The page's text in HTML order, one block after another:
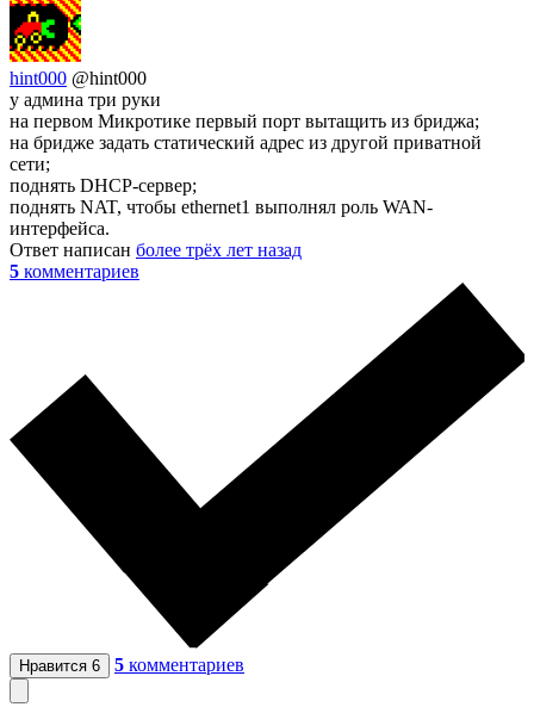
hint000 @hint000
у админа три руки
на первом Микротике первый порт вытащить из бриджа;
на бридже задать статический адрес из другой приватной
сети;
поднять DHCP-сервер;
поднять NAT, чтобы ethernet1 выполнял роль WAN-
интерфейса.
Ответ написан более трёх лет назад
5 комментариев
Нравится 6 5 комментариев